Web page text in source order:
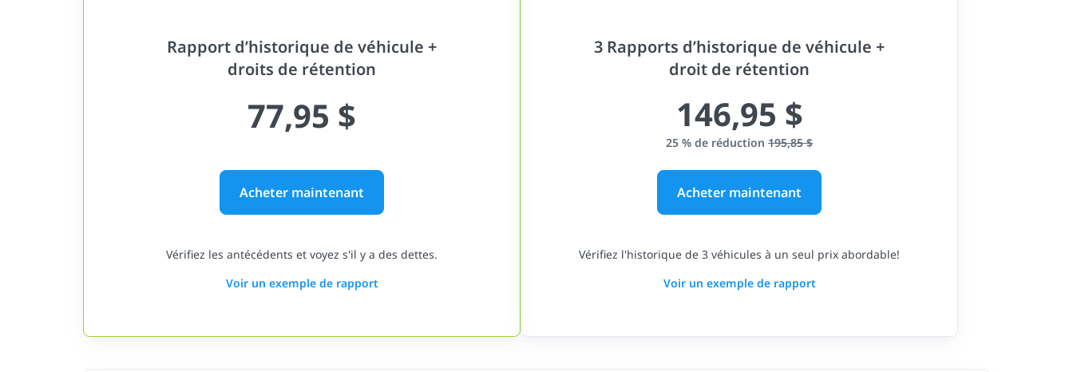
Rapport d’historique de véhicule +
droits de rétention
77,95 $
Acheter maintenant
Vérifiez les antécédents et voyez s'il y a des dettes.
Voir un exemple de rapport
3 Rapports d’historique de véhicule +
droit de rétention
146,95 $
25 % de réduction 195,85 $
Acheter maintenant
Vérifiez l'historique de 3 véhicules à un seul prix abordable!
Voir un exemple de rapport